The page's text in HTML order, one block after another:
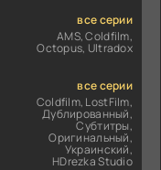
все серии
AMS, Coldfilm,
Octopus, Ultradox
все серии
Coldfilm, LostFilm,
Дублированный,
Субтитры,
Оригинальный,
Украинский,
HDrezka Studio